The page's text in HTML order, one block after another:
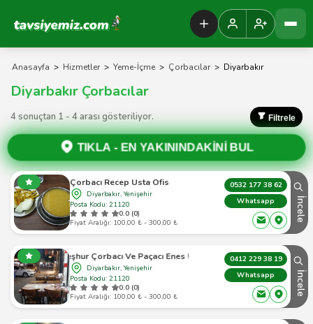
Tavsiyemiz Anasayfa
Anasayfa > Hizmetler > Yeme-İçme > Çorbacılar > Diyarbakır
Diyarbakır Çorbacılar
4 sonuçtan 1 - 4 arası gösteriliyor. Filtrele
TIKLA - EN YAKININDAKİNİ BUL
Çorbacı Recep Usta Ofis
Diyarbakır, Yenişehir
Posta Kodu: 21120
0.0 (0)
Fiyat Aralığı: 100,00 ₺ - 300,00 ₺
0532 177 38 62
Whatsapp
İncele
Meşhur Çorbacı Ve Paçacı Enes Usta
Diyarbakır, Yenişehir
Posta Kodu: 21120
0.0 (0)
Fiyat Aralığı: 100,00 ₺ - 300,00 ₺
0412 229 38 19
Whatsapp
İncele